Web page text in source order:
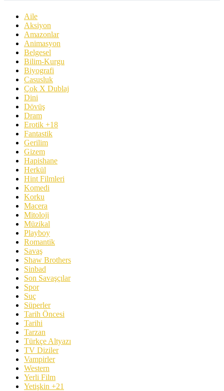
Aile
Aksiyon
Amazonlar
Animasyon
Belgesel
Bilim-Kurgu
Biyografi
Casusluk
Çok X Dublaj
Dini
Dövüş
Dram
Erotik +18
Fantastik
Gerilim
Gizem
Hapishane
Herkül
Hint Filmleri
Komedi
Korku
Macera
Mitoloji
Müzikal
Playboy
Romantik
Savaş
Shaw Brothers
Sinbad
Son Savaşçılar
Spor
Suç
Süperler
Tarih Öncesi
Tarihi
Tarzan
Türkçe Altyazı
TV Diziler
Vampirler
Western
Yerli Film
Yetişkin +21